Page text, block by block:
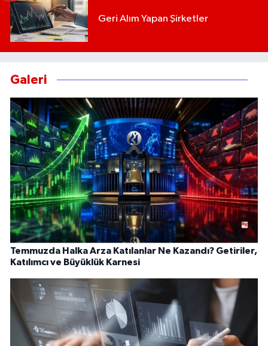
Geri Alım Yapan Şirketler
Galeri
Temmuzda Halka Arza Katılanlar Ne Kazandı? Getiriler,
Katılımcı ve Büyüklük Karnesi